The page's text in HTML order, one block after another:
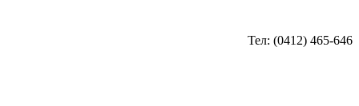
Тел: (0412) 465-646